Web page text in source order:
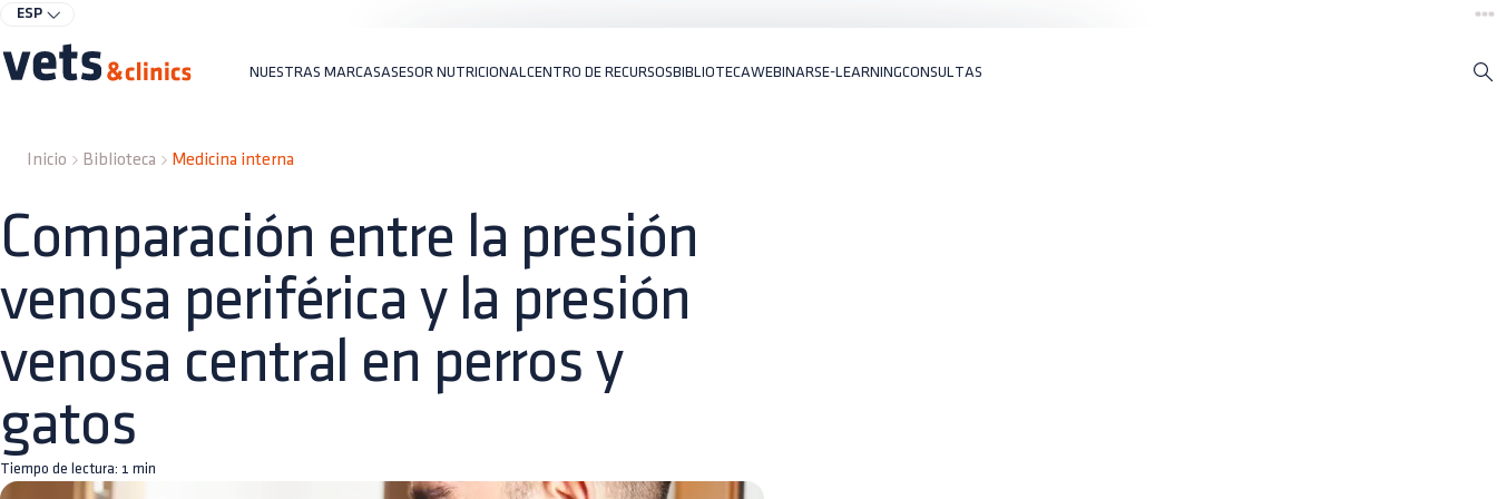
ESP
NUESTRAS MARCASASESOR NUTRICIONAL CENTRO DE RECURSOSBIBLIOTECAWEBINARSE-LEARNINGCONSULTAS
Inicio Biblioteca Medicina interna
Comparación entre la presión
venosa periférica y la presión
venosa central en perros y
gatos
Tiempo de lectura: 1 min